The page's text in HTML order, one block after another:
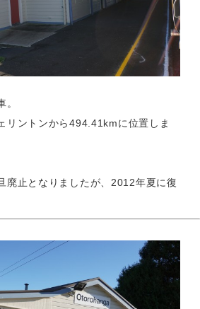
。
リントンから494.41kmに位置しま
廃止となりましたが、2012年夏に復